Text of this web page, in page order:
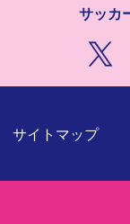
サッカ
サイトマップ